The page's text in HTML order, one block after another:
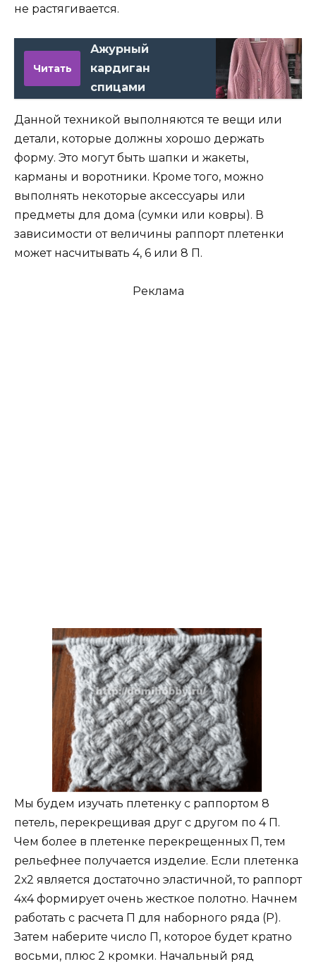
не растягивается.
Читать
Ажурный
кардиган
спицами
Данной техникой выполняются те вещи или
детали, которые должны хорошо держать
форму. Это могут быть шапки и жакеты,
карманы и воротники. Кроме того, можно
выполнять некоторые аксессуары или
предметы для дома (сумки или ковры). В
зависимости от величины раппорт плетенки
может насчитывать 4, 6 или 8 П.
Реклама
Мы будем изучать плетенку с раппортом 8
петель, перекрещивая друг с другом по 4 П.
Чем более в плетенке перекрещенных П, тем
рельефнее получается изделие. Если плетенка
2х2 является достаточно эластичной, то раппорт
4х4 формирует очень жесткое полотно. Начнем
работать с расчета П для наборного ряда (Р).
Затем наберите число П, которое будет кратно
восьми, плюс 2 кромки. Начальный ряд